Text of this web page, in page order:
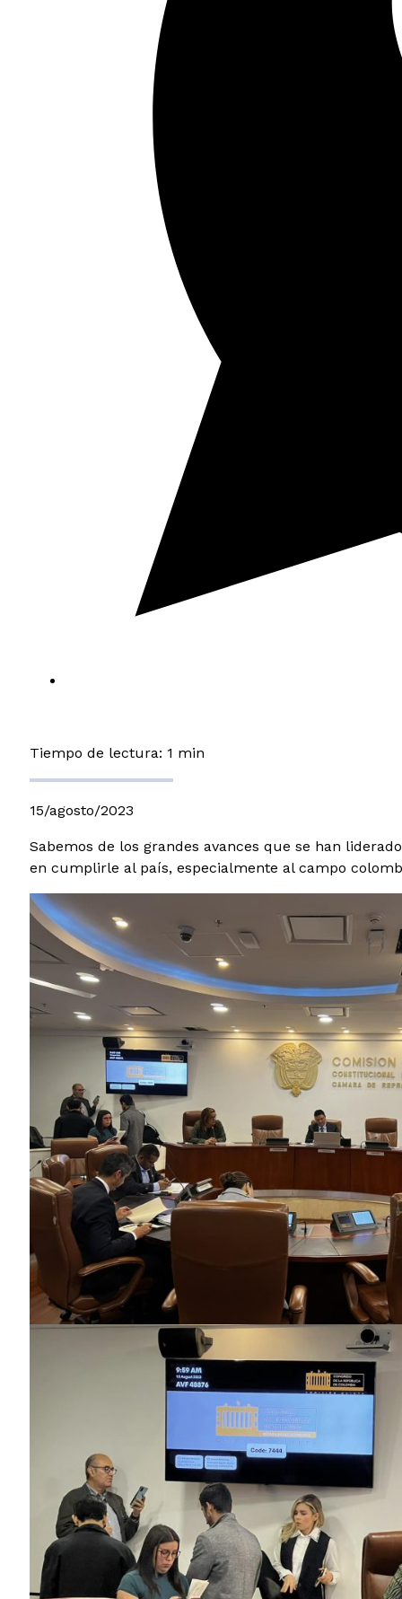
Tiempo de lectura: 1 min
15/agosto/2023
Sabemos de los grandes avances que se han
en cumplirle al país, especialmente al campo